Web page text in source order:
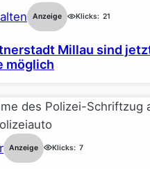
Anzeige Klicks: 21
Millau sind
möglich
Anzeige Klicks: 7